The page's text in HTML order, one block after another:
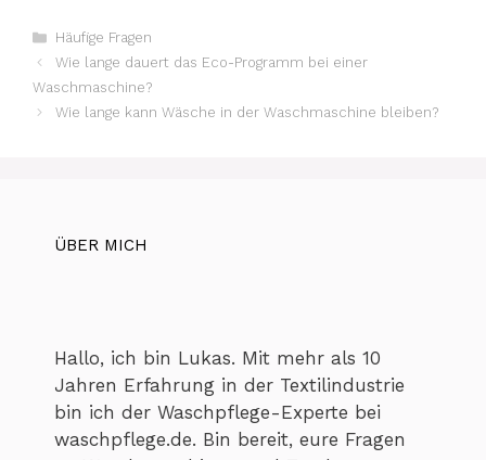
Kategorien
Häufige Fragen
Wie lange dauert das Eco-Programm bei einer
Waschmaschine?
Wie lange kann Wäsche in der Waschmaschine bleiben?
ÜBER MICH
Hallo, ich bin Lukas. Mit mehr als 10
Jahren Erfahrung in der Textilindustrie
bin ich der Waschpflege-Experte bei
waschpflege.de. Bin bereit, eure Fragen